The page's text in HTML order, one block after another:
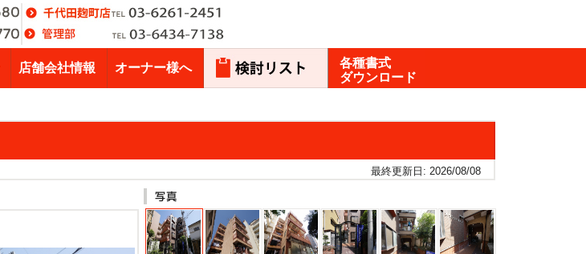
店舗会社情報 オーナー様へ
各種書式
ダウンロード
最終更新日: 2026/08/08